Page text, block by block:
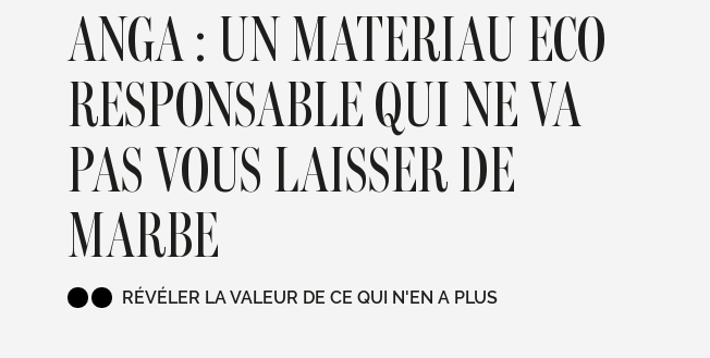
ANGA : UN MATERIAU ECO
RESPONSABLE QUI NE VA
PAS VOUS LAISSER DE
MARBE
RÉVÉLER LA VALEUR DE CE QUI N'EN A PLUS